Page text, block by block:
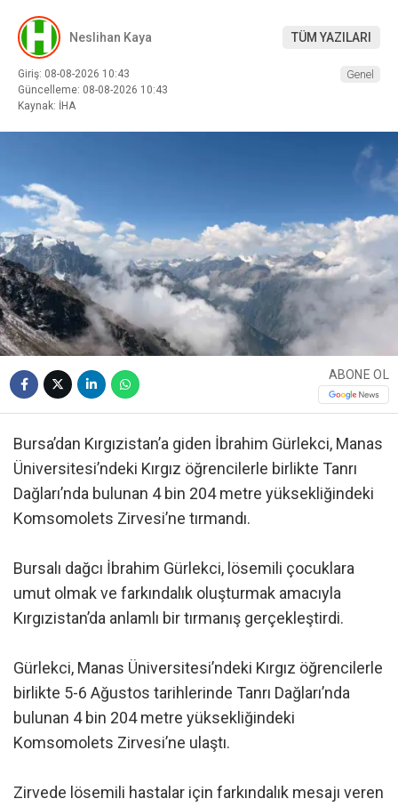
Neslihan Kaya TÜM YAZILARI
Giriş: 08-08-2026 10:43
Güncelleme: 08-08-2026 10:43
Kaynak: İHA
Genel
ABONE OL
Bursa’dan Kırgızistan’a giden İbrahim Gürlekci, Manas
Üniversitesi’ndeki Kırgız öğrencilerle birlikte Tanrı
Dağları’nda bulunan 4 bin 204 metre yüksekliğindeki
Komsomolets Zirvesi’ne tırmandı.
Bursalı dağcı İbrahim Gürlekci, lösemili çocuklara
umut olmak ve farkındalık oluşturmak amacıyla
Kırgızistan’da anlamlı bir tırmanış gerçekleştirdi.
Gürlekci, Manas Üniversitesi’ndeki Kırgız öğrencilerle
birlikte 5-6 Ağustos tarihlerinde Tanrı Dağları’nda
bulunan 4 bin 204 metre yüksekliğindeki
Komsomolets Zirvesi’ne ulaştı.
Zirvede lösemili hastalar için farkındalık mesajı veren